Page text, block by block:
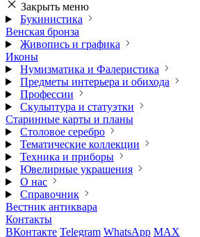
Закрыть меню
Букинистика
Венская бронза
Живопись и графика
Иконы
Нумизматика и Фалеристика
Предметы интерьера и обихода
Профессии
Скульптура и статуэтки
Старинные карты и планы
Столовое серебро
Тематические коллекции
Техника и приборы
Ювелирные украшения
О нас
Справочник
Вестник антиквара
Контакты
ВКонтакте Telegram WhatsApp MAX